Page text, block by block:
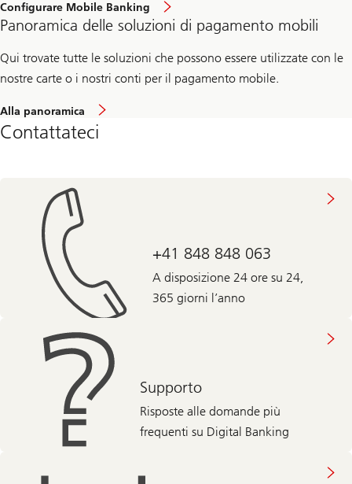
Configurare Mobile Banking
Panoramica delle soluzioni di pagamento mobili
Qui trovate tutte le soluzioni che possono essere utilizzate con le
nostre carte o i nostri conti per il pagamento mobile.
Alla panoramica
Contattateci
+41 848 848 063
A disposizione 24 ore su 24,
365 giorni l’anno
Supporto
Risposte alle domande più
frequenti su Digital Banking